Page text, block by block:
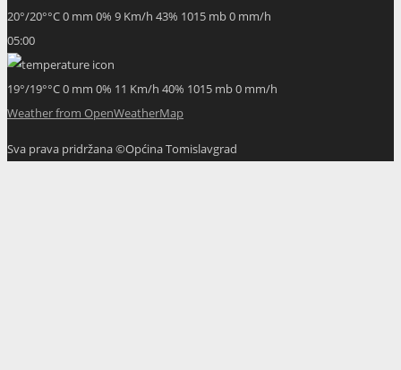
20°/20°°C0 mm 0% 9 Km/h 43% 1015 mb0 mm/h
05:00
19°/19°°C0 mm 0% 11 Km/h 40% 1015 mb0 mm/h
Weather from OpenWeatherMap
Sva prava pridržana ©Općina Tomislavgrad